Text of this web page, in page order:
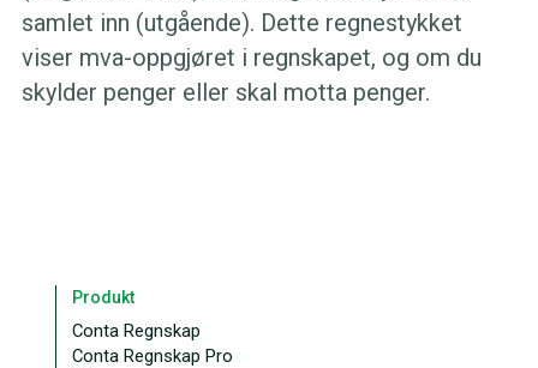
samlet inn (utgående). Dette regnestykket
viser mva-oppgjøret i regnskapet, og om du
skylder penger eller skal motta penger.
Produkt
Conta Regnskap
Conta Regnskap Pro